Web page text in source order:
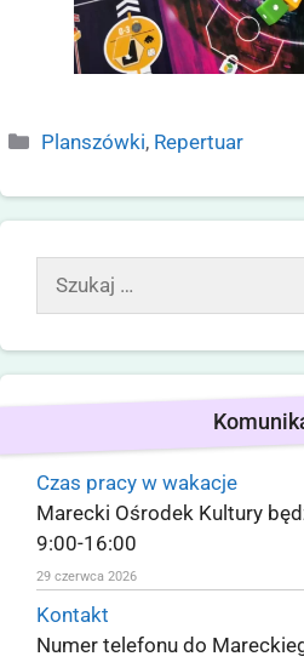
Planszówki, Repertuar
Czas pracy w wakacje
Marecki Ośrodek Kultury
9:00-16:00
29 czerwca 2026
Kontakt
Numer telefonu do